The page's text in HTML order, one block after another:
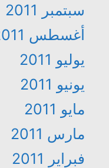
سبتمبر 2011
أغسطس 2011
يوليو 2011
يونيو 2011
مايو 2011
مارس 2011
فبراير 2011